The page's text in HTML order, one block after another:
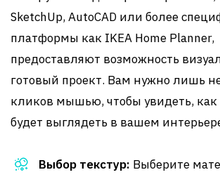
SketchUp, AutoCAD или более
платформы как IKEA Home Planner,
предоставляют возможность
готовый проект. Вам нужно лишь
кликов мышью, чтобы увидеть,
будет выглядеть в вашем
Выбор текстур: Выберите